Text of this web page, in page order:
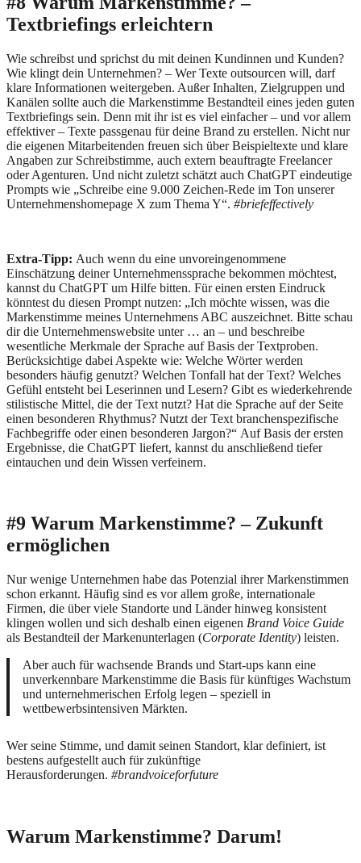
Textbriefings erleichtern
Wie schreibst und sprichst du mit deinen Kundinnen und Kunden?
Wie klingt dein Unternehmen? – Wer Texte outsourcen will, darf
klare Informationen weitergeben. Außer Inhalten, Zielgruppen und
Kanälen sollte auch die Markenstimme Bestandteil eines jeden guten
Textbriefings sein. Denn mit ihr ist es viel einfacher – und vor allem
effektiver – Texte passgenau für deine Brand zu erstellen. Nicht nur
die eigenen Mitarbeitenden freuen sich über Beispieltexte und klare
Angaben zur Schreibstimme, auch extern beauftragte Freelancer
oder Agenturen. Und nicht zuletzt schätzt auch ChatGPT eindeutige
Prompts wie „Schreibe eine 9.000 Zeichen-Rede im Ton unserer
Unternehmenshomepage X zum Thema Y“. #briefeffectively
Extra-Tipp: Auch wenn du eine unvoreingenommene
Einschätzung deiner Unternehmenssprache bekommen möchtest,
kannst du ChatGPT um Hilfe bitten. Für einen ersten Eindruck
könntest du diesen Prompt nutzen: „Ich möchte wissen, was die
Markenstimme meines Unternehmens ABC auszeichnet. Bitte schau
dir die Unternehmenswebsite unter … an – und beschreibe
wesentliche Merkmale der Sprache auf Basis der Textproben.
Berücksichtige dabei Aspekte wie: Welche Wörter werden
besonders häufig genutzt? Welchen Tonfall hat der Text? Welches
Gefühl entsteht bei Leserinnen und Lesern? Gibt es wiederkehrende
stilistische Mittel, die der Text nutzt? Hat die Sprache auf der Seite
einen besonderen Rhythmus? Nutzt der Text branchenspezifische
Fachbegriffe oder einen besonderen Jargon?“ Auf Basis der ersten
Ergebnisse, die ChatGPT liefert, kannst du anschließend tiefer
eintauchen und dein Wissen verfeinern.
#9 Warum Markenstimme? – Zukunft
ermöglichen
Nur wenige Unternehmen habe das Potenzial ihrer Markenstimmen
schon erkannt. Häufig sind es vor allem große, internationale
Firmen, die über viele Standorte und Länder hinweg konsistent
klingen wollen und sich deshalb einen eigenen Brand Voice Guide
als Bestandteil der Markenunterlagen (Corporate Identity) leisten.
Aber auch für wachsende Brands und Start-ups kann eine
unverkennbare Markenstimme die Basis für künftiges Wachstum
und unternehmerischen Erfolg legen – speziell in
wettbewerbsintensiven Märkten.
Wer seine Stimme, und damit seinen Standort, klar definiert, ist
bestens aufgestellt auch für zukünftige
Herausforderungen. #brandvoiceforfuture
Warum Markenstimme? Darum!